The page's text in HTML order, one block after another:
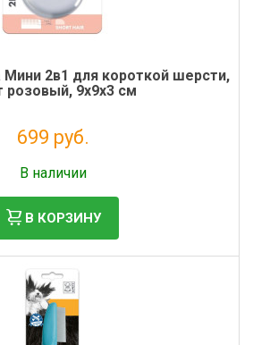
Мини 2в1 для короткой шерсти,
розовый, 9х9х3 см
699 руб.
В наличии
В КОРЗИНУ